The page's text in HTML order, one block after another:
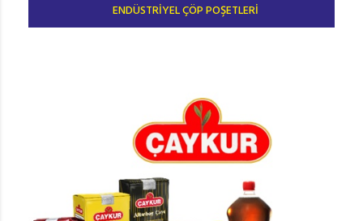
ENDÜSTRİYEL ÇÖP POŞETLERİ